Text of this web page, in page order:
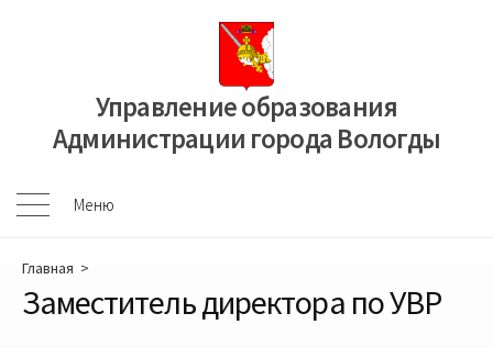
Управление образования
Администрации города Вологды
Меню
Меню
Главная >
Заместитель директора по УВР